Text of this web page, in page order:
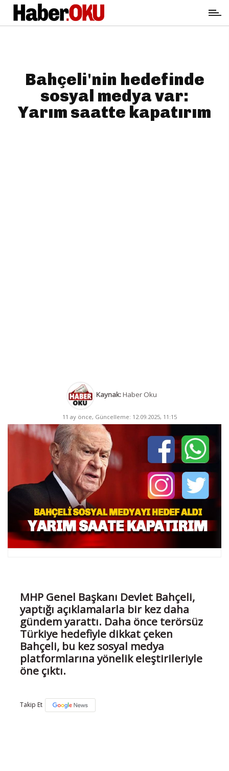
Bahçeli'nin hedefinde
sosyal medya var:
Yarım saatte kapatırım
Kaynak:Haber Oku
11 ay önce, Güncelleme: 12.09.2025, 11:15
MHP Genel Başkanı Devlet Bahçeli,
yaptığı açıklamalarla bir kez daha
gündem yarattı. Daha önce terörsüz
Türkiye hedefiyle dikkat çeken
Bahçeli, bu kez sosyal medya
platformlarına yönelik eleştirileriyle
öne çıktı.
Takip Et